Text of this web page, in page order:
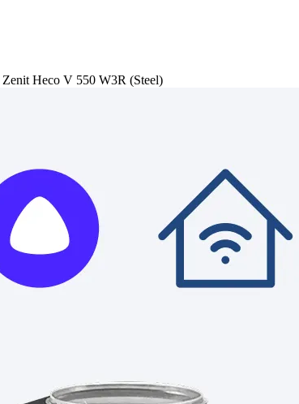
Zenit Heco V 550 W3R (Steel)